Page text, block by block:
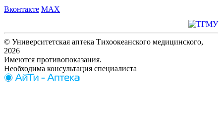
Вконтакте MAX
© Университетская аптека Тихоокеанского медицинского,
2026
Имеются противопоказания.
Необходима консультация специалиста